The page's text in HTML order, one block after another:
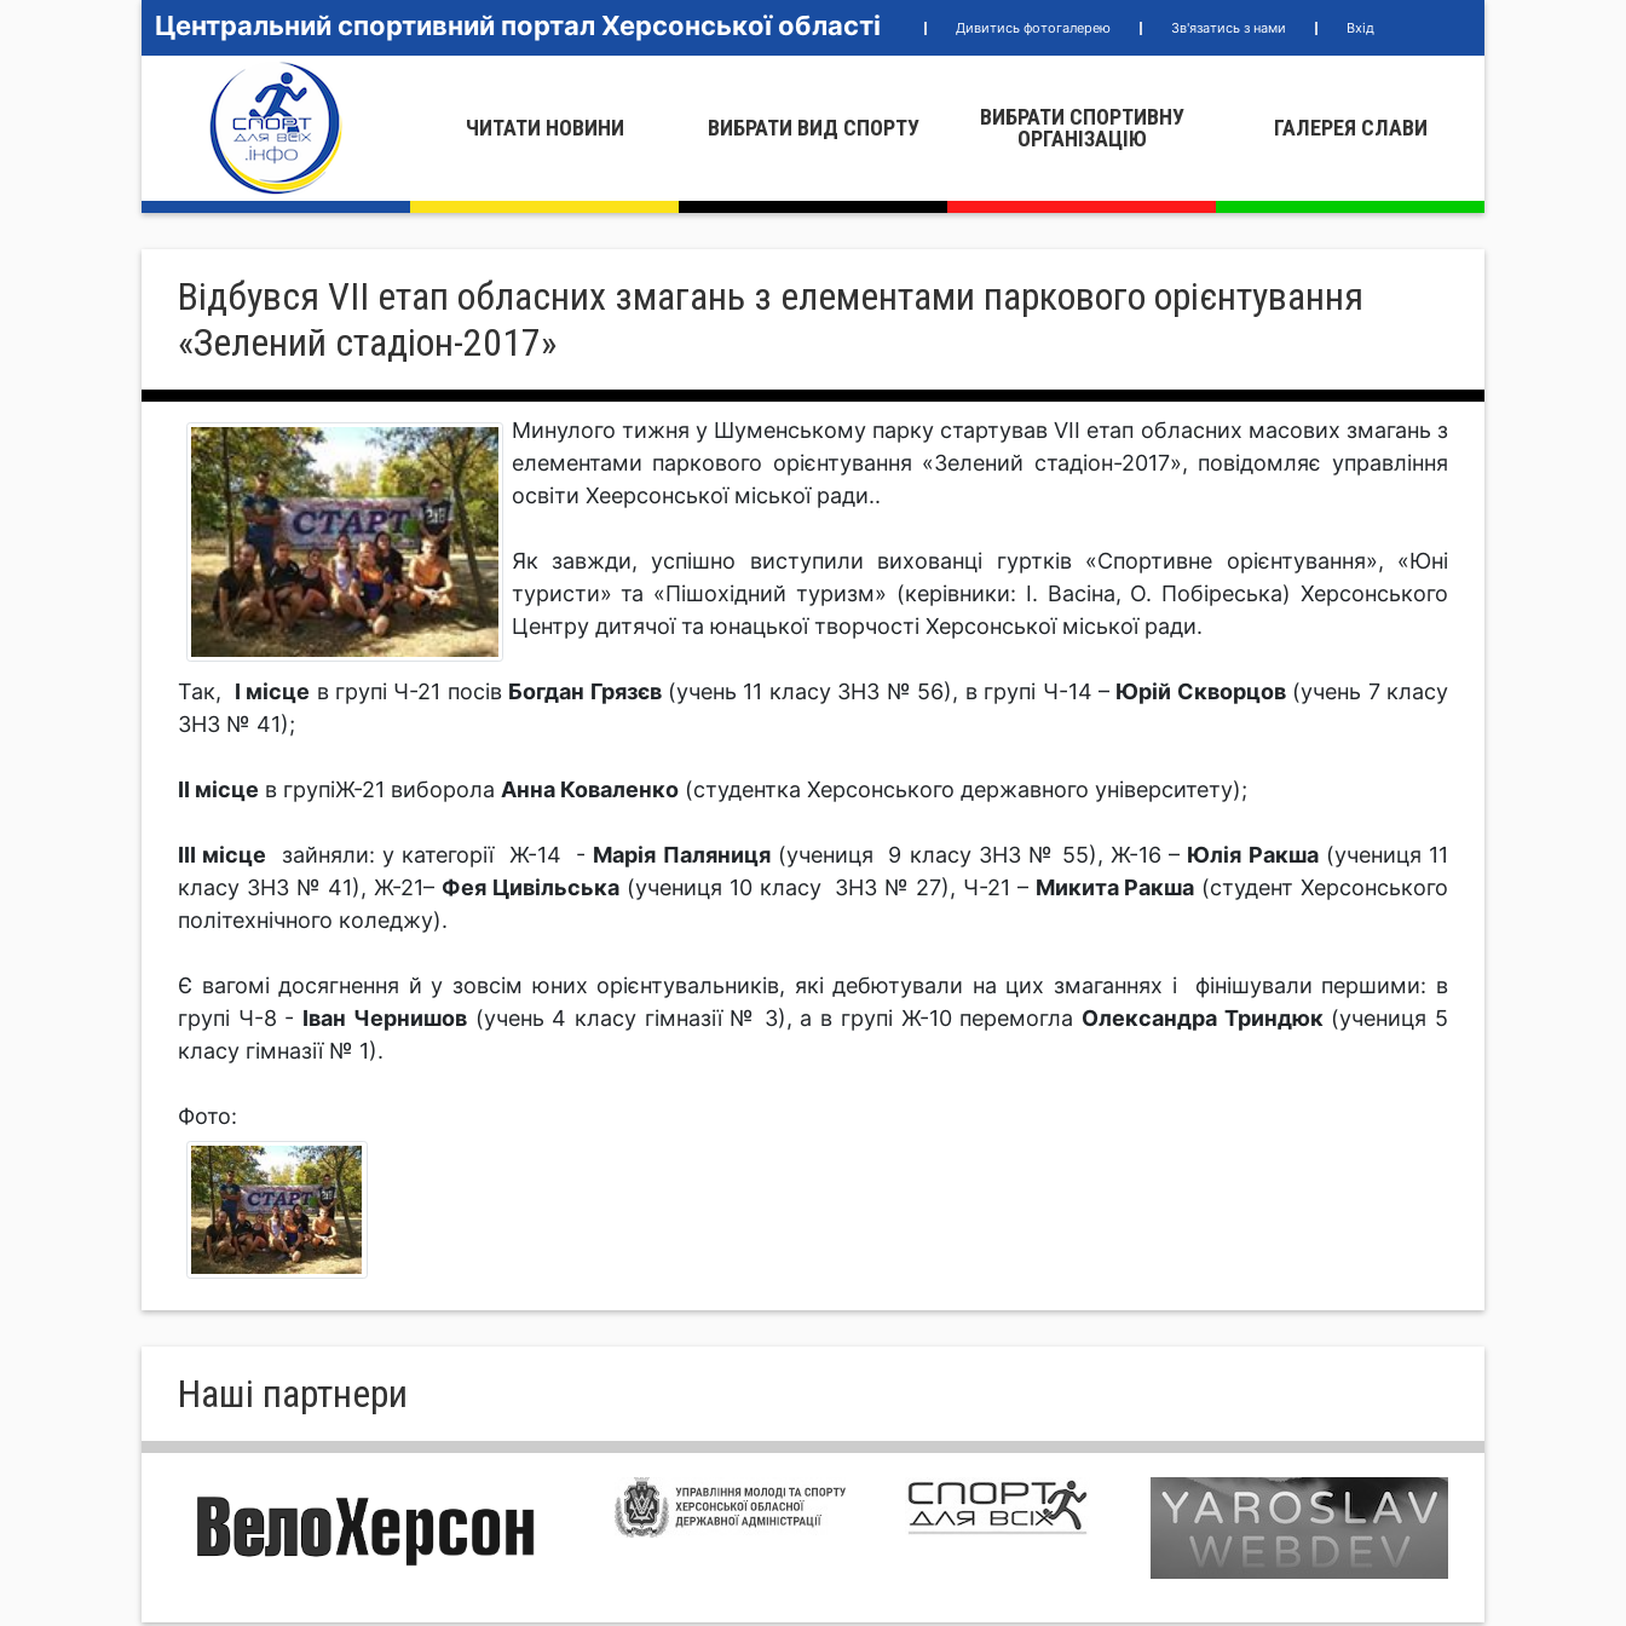
Центральний спортивний портал Херсонської області Дивитись фотогалерею Зв'язатись з нами Вхід
ЧИТАТИ НОВИНИ ВИБРАТИ ВИД СПОРТУ
ВИБРАТИ СПОРТИВНУ
ОРГАНIЗАЦIЮ
ГАЛЕРЕЯ СЛАВИ
Відбувся VII етап обласних змагань з елементами паркового орієнтування
«Зелений стадіон-2017»
Минулого тижня у Шуменському парку стартував VII етап обласних масових змагань з
елементами паркового орієнтування «Зелений стадіон-2017», повідомляє управління
освіти Хеерсонської міської ради..
Як завжди, успішно виступили вихованці гуртків «Спортивне орієнтування», «Юні
туристи» та «Пішохідний туризм» (керівники: І. Васіна, О. Побіреська) Херсонського
Центру дитячої та юнацької творчості Херсонської міської ради.
Так, І місце в групі Ч-21 посів Богдан Грязєв(учень 11 класу ЗНЗ № 56), в групі Ч-14 – Юрій Скворцов(учень 7 класу
ЗНЗ № 41);
ІІ місце в групіЖ-21 виборола Анна Коваленко (студентка Херсонського державного університету);
ІІІ місце зайняли: у категорії Ж-14 - Марія Паляниця(учениця 9 класу ЗНЗ № 55), Ж-16 – Юлія Ракша(учениця 11
класу ЗНЗ № 41), Ж-21– Фея Цивільська (учениця 10 класу ЗНЗ № 27), Ч-21 – Микита Ракша (студент Херсонського
політехнічного коледжу).
Є вагомі досягнення й у зовсім юних орієнтувальників, які дебютували на цих змаганнях і фінішували першими: в
групі Ч-8 - Іван Чернишов(учень 4 класу гімназії № 3), а в групі Ж-10 перемогла Олександра Триндюк(учениця 5
класу гімназії № 1).
Фото:
Нашi партнери